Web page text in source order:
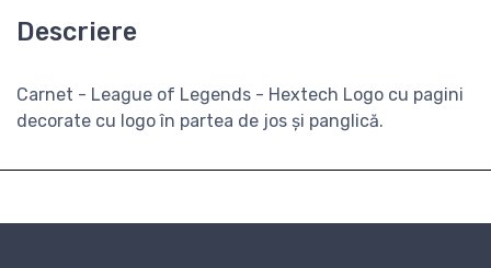
Descriere
Carnet - League of Legends - Hextech Logo cu pagini
decorate cu logo în partea de jos și panglică.